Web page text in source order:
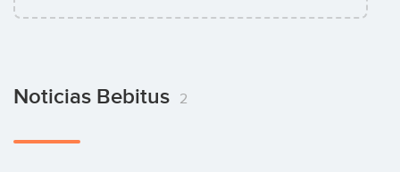
Noticias Bebitus 2